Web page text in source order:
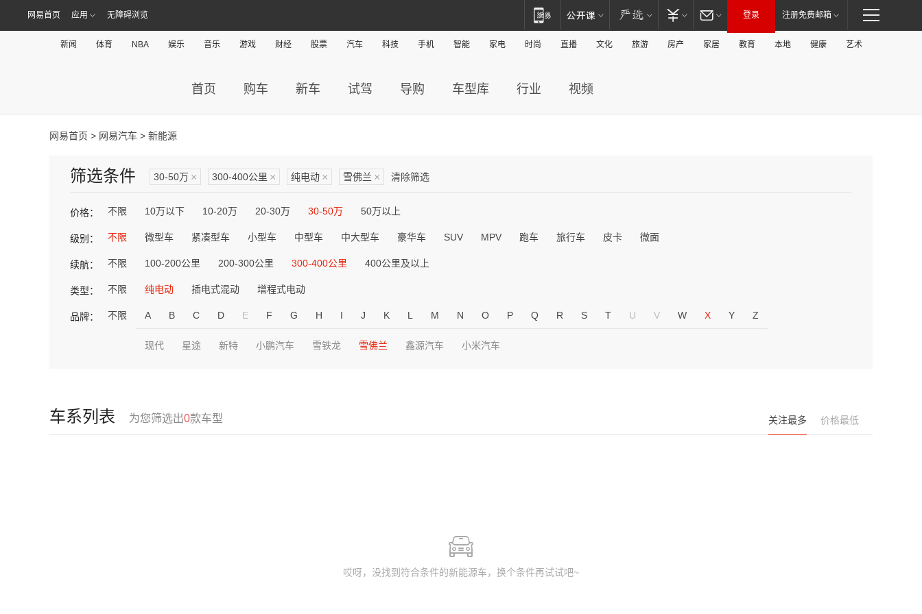
网易首页 应用 无障碍浏览 登录 注册免费邮箱
新闻 体育 NBA 娱乐 音乐 游戏 财经 股票 汽车 科技 手机 智能 家电 时尚 直播 文化 旅游 房产 家居 教育 本地 健康 艺术
首页 购车 新车 试驾 导购 车型库 行业 视频
网易首页 > 网易汽车 > 新能源
筛选条件 30-50万 × 300-400公里 × 纯电动 × 雪佛兰 × 清除筛选
价格： 不限 10万以下 10-20万 20-30万 30-50万 50万以上
级别： 不限 微型车 紧凑型车 小型车 中型车 中大型车 豪华车 SUV MPV 跑车 旅行车 皮卡 微面
续航： 不限 100-200公里 200-300公里 300-400公里 400公里及以上
类型： 不限 纯电动 插电式混动 增程式电动
品牌： 不限 A B C D E F G H I J K L M N O P Q R S T U V W X Y Z
现代 星途 新特 小鹏汽车 雪铁龙 雪佛兰 鑫源汽车 小米汽车
车系列表 为您筛选出0款车型 关注最多 价格最低
哎呀，没找到符合条件的新能源车，换个条件再试试吧~